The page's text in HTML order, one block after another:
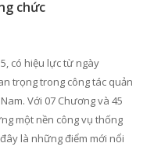
chức
có hiệu lực từ ngày
trọng trong công tác quản
Với 07 Chương và 45
một nền công vụ thống
là những điểm mới nổi